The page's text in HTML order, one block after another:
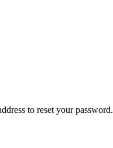
to reset your password.